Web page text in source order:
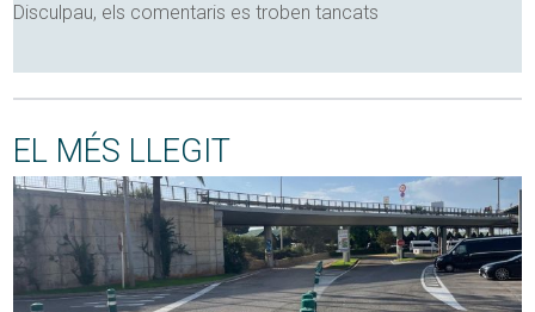
Disculpau, els comentaris es troben tancats
EL MÉS LLEGIT